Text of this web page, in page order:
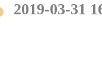
2019-03-31